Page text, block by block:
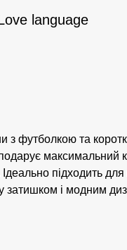
language
з футболкою та
максимальний
Ідеально підходить
затишком і модним